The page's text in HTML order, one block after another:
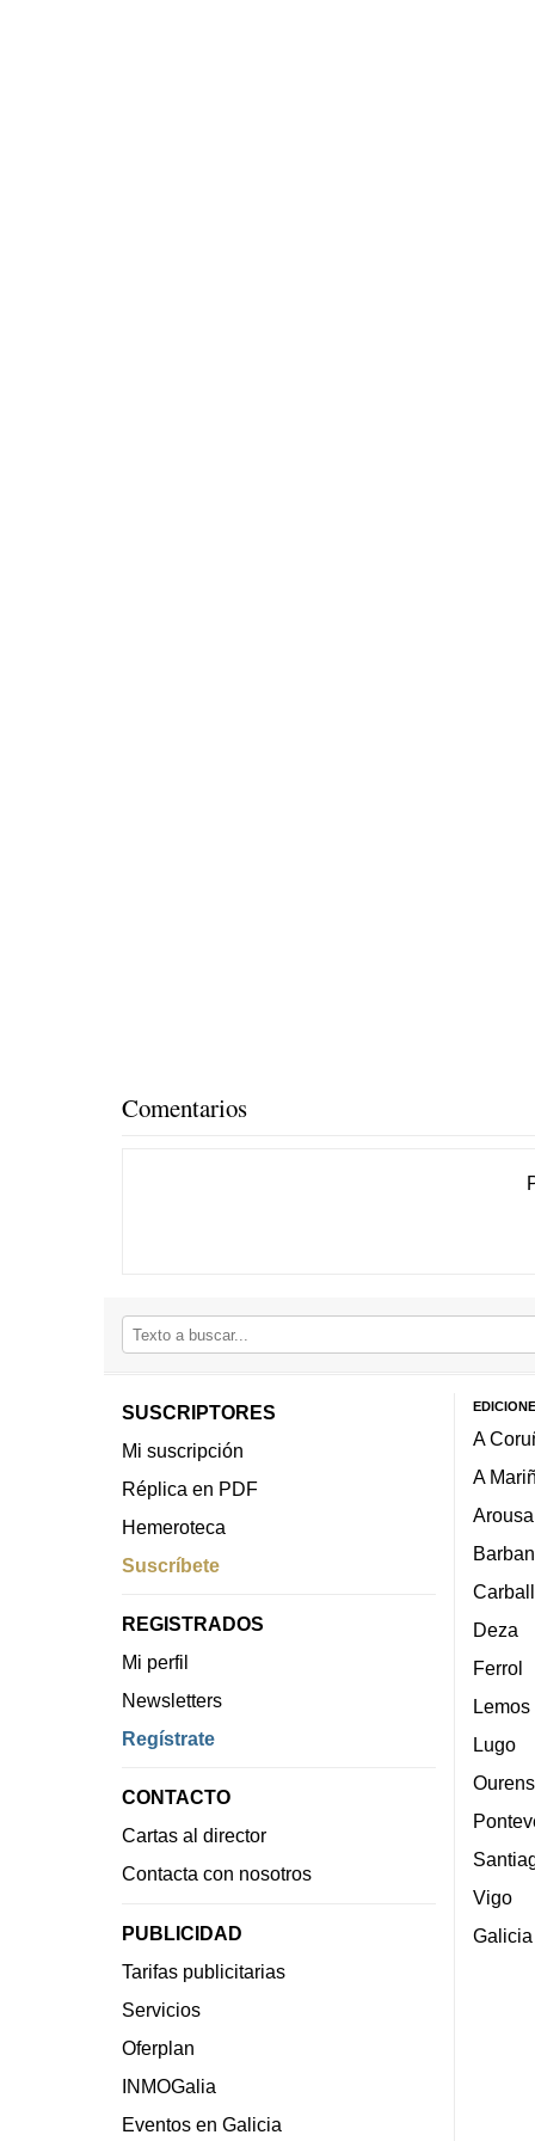
Comentarios
SUSCRIPTORES
Mi suscripción
Réplica en PDF
Hemeroteca
Suscríbete
REGISTRADOS
Mi perfil
Newsletters
Regístrate
CONTACTO
Cartas al director
Contacta con nosotros
PUBLICIDAD
Tarifas publicitarias
Servicios
Oferplan
INMOGalia
Eventos en Galicia
A
A
Arousa
Deza
Ferrol
Lemos
Lugo
Vigo